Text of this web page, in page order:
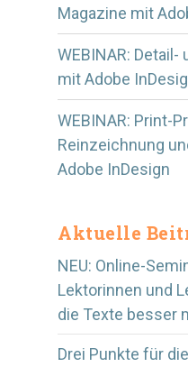
Magazine mit
WEBINAR:
mit Adobe
WEBINAR: Print-
Reinzeichnung
Adobe InDesign
Aktuelle
NEU: Online-
Lektorinnen und
die Texte besser
Drei Punkte für